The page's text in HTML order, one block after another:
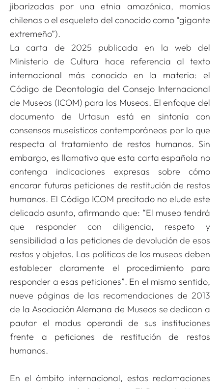
jibarizadas por una etnia amazónica, momias
chilenas o el esqueleto del conocido como “gigante
extremeño”).
La carta de 2025 publicada en la web del
Ministerio de Cultura hace referencia al texto
internacional más conocido en la materia: el
Código de Deontología del Consejo Internacional
de Museos (ICOM) para los Museos. El enfoque del
documento de Urtasun está en sintonía con
consensos museísticos contemporáneos por lo que
respecta al tratamiento de restos humanos. Sin
embargo, es llamativo que esta carta española no
contenga indicaciones expresas sobre cómo
encarar futuras peticiones de restitución de restos
humanos. El Código ICOM precitado no elude este
delicado asunto, afirmando que: “El museo tendrá
que responder con diligencia, respeto y
sensibilidad a las peticiones de devolución de esos
restos y objetos. Las políticas de los museos deben
establecer claramente el procedimiento para
responder a esas peticiones”. En el mismo sentido,
nueve páginas de las recomendaciones de 2013
de la Asociación Alemana de Museos se dedican a
pautar el modus operandi de sus instituciones
frente a peticiones de restitución de restos
humanos.
En el ámbito internacional, estas reclamaciones